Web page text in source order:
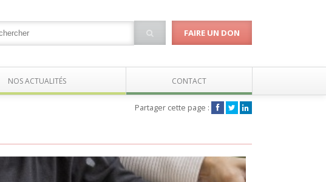
FAIRE UN DON
NOS ACTUALITÉS CONTACT
Partager cette page :